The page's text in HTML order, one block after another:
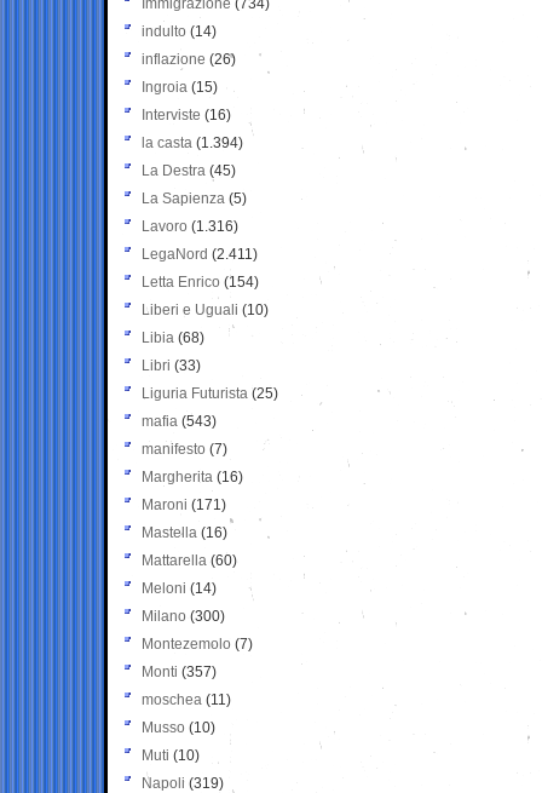
Immigrazione (734)
indulto (14)
inflazione (26)
Ingroia (15)
Interviste (16)
la casta (1.394)
La Destra (45)
La Sapienza (5)
Lavoro (1.316)
LegaNord (2.411)
Letta Enrico (154)
Liberi e Uguali (10)
Libia (68)
Libri (33)
Liguria Futurista (25)
mafia (543)
manifesto (7)
Margherita (16)
Maroni (171)
Mastella (16)
Mattarella (60)
Meloni (14)
Milano (300)
Montezemolo (7)
Monti (357)
moschea (11)
Musso (10)
Muti (10)
Napoli (319)